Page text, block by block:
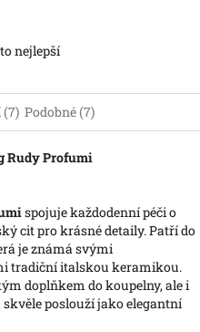
nejlepší
Podobné (7)
Rudy Profumi
spojuje každodenní péči o
cit pro krásné detaily. Patří do
je známá svými
tradiční italskou keramikou.
doplňkem do koupelny, ale i
poslouží jako elegantní